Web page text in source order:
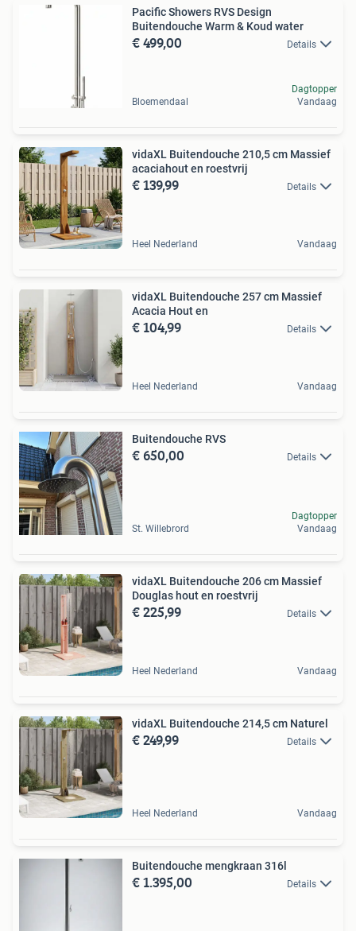
Pacific Showers RVS Design
Buitendouche Warm & Koud water
€ 499,00 Details
Bloemendaal
Dagtopper
Vandaag
vidaXL Buitendouche 210,5 cm Massief
acaciahout en roestvrij
€ 139,99 Details
Heel Nederland Vandaag
vidaXL Buitendouche 257 cm Massief
Acacia Hout en
€ 104,99 Details
Heel Nederland Vandaag
Buitendouche RVS
€ 650,00 Details
St. Willebrord
Dagtopper
Vandaag
vidaXL Buitendouche 206 cm Massief
Douglas hout en roestvrij
€ 225,99 Details
Heel Nederland Vandaag
vidaXL Buitendouche 214,5 cm Naturel
€ 249,99 Details
Heel Nederland Vandaag
Buitendouche mengkraan 316l
€ 1.395,00 Details